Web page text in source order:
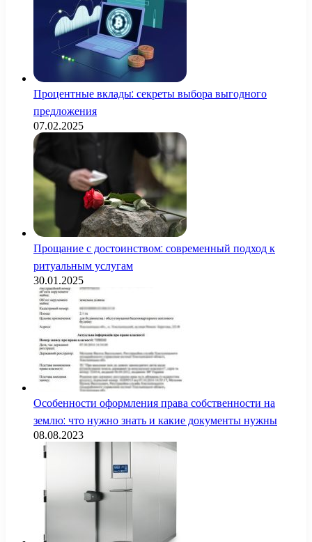
Процентные вклады: секреты выбора выгодного
предложения
07.02.2025
Прощание с достоинством: современный подход к
ритуальным услугам
30.01.2025
Особенности оформления права собственности на
землю: что нужно знать и какие документы нужны
08.08.2023